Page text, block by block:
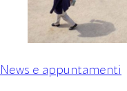
News e appuntamenti